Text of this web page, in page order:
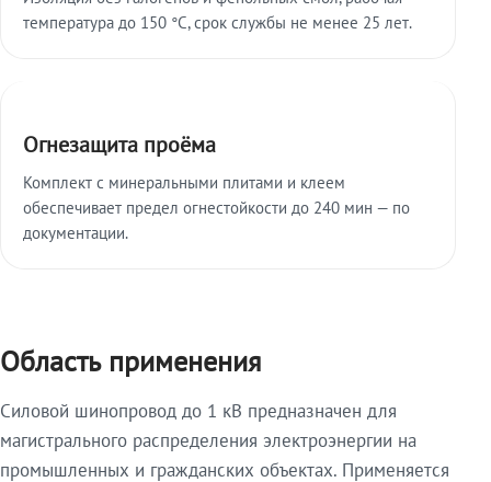
температура до 150 °C, срок службы не менее 25 лет.
Огнезащита проёма
Комплект с минеральными плитами и клеем
обеспечивает предел огнестойкости до 240 мин — по
документации.
Область применения
Силовой шинопровод до 1 кВ предназначен для
магистрального распределения электроэнергии на
промышленных и гражданских объектах. Применяется